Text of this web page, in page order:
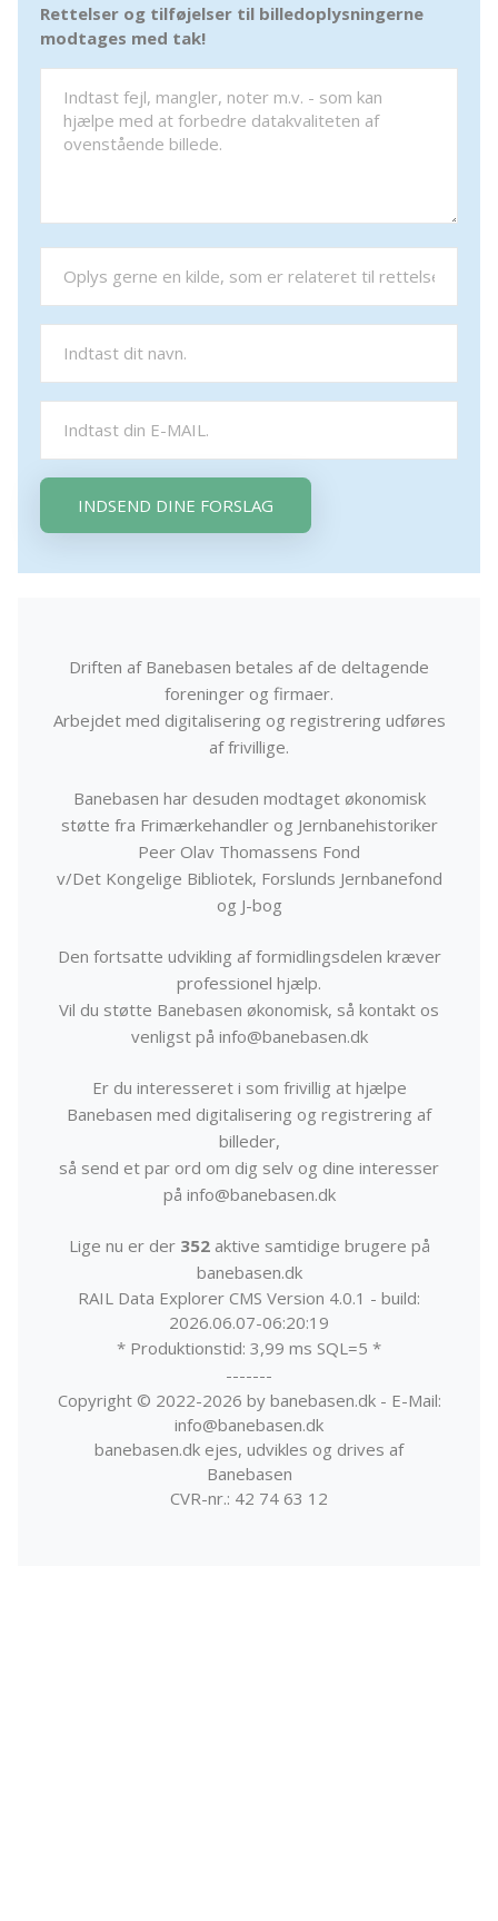
Rettelser og tilføjelser til billedoplysningerne
modtages med tak!
INDSEND DINE FORSLAG
Driften af Banebasen betales af de deltagende
foreninger og firmaer.
Arbejdet med digitalisering og registrering udføres
af frivillige.
Banebasen har desuden modtaget økonomisk
støtte fra Frimærkehandler og Jernbanehistoriker
Peer Olav Thomassens Fond
v/Det Kongelige Bibliotek, Forslunds Jernbanefond
og J-bog
Den fortsatte udvikling af formidlingsdelen kræver
professionel hjælp.
Vil du støtte Banebasen økonomisk, så kontakt os
venligst på info@banebasen.dk
Er du interesseret i som frivillig at hjælpe
Banebasen med digitalisering og registrering af
billeder,
så send et par ord om dig selv og dine interesser
på info@banebasen.dk
Lige nu er der 352aktive samtidige brugere på
banebasen.dk
RAIL Data Explorer CMS Version 4.0.1 - build:
2026.06.07-06:20:19
* Produktionstid: 3,99 ms SQL=5 *
-------
Copyright © 2022-2026 by banebasen.dk - E-Mail:
info@banebasen.dk
banebasen.dk ejes, udvikles og drives af
Banebasen
CVR-nr.: 42 74 63 12